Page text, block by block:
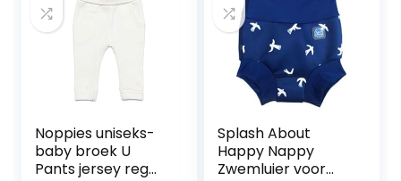
Noppies uniseks-
baby broek U
Pants jersey reg
Splash About
Happy Nappy
Zwemluier voor